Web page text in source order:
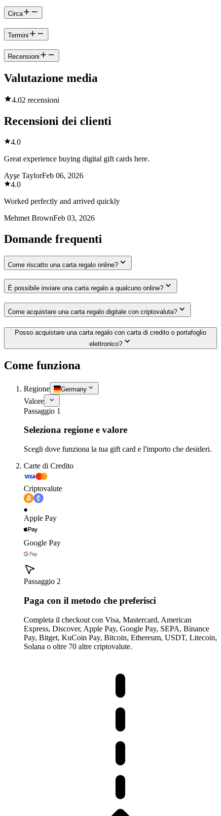
Circa
Termini
Recensioni
Valutazione media
4.02 recensioni
Recensioni dei clienti
4.0
Great experience buying digital gift cards here.
Ayşe TaylorFeb 06, 2026
4.0
Worked perfectly and arrived quickly
Mehmet BrownFeb 03, 2026
Domande frequenti
Come riscatto una carta regalo online?
È possibile inviare una carta regalo a qualcuno online?
Come acquistare una carta regalo digitale con criptovaluta?
Posso acquistare una carta regalo con carta di credito o portafoglio
elettronico?
Come funziona
Regione Germany
Valore
Passaggio 1
Seleziona regione e valore
Scegli dove funziona la tua gift card e l'importo che desideri.
Carte di Credito
Criptovalute
Apple Pay
Google Pay
Passaggio 2
Paga con il metodo che preferisci
Completa il checkout con Visa, Mastercard, American
Express, Discover, Apple Pay, Google Pay, SEPA, Binance
Pay, Bitget, KuCoin Pay, Bitcoin, Ethereum, USDT, Litecoin,
Solana o oltre 70 altre criptovalute.